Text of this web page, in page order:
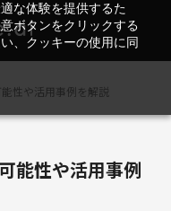
な体験を提供するた
ボタンをクリックする
、クッキーの使用に同
能性や活用事例を解説
能性や活用事例